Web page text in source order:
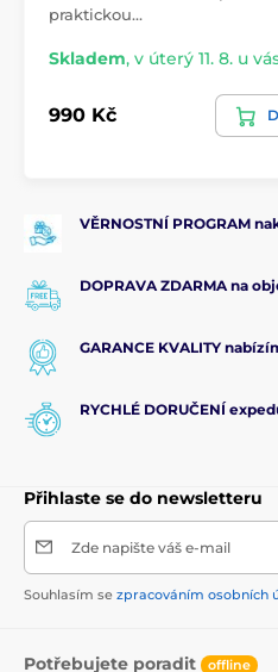
praktickou…
Skladem, v úterý 11. 8. u
990 Kč
VĚRNOSTNÍ PROGRAM
DOPRAVA ZDARMA na
GARANCE KVALITY
RYCHLÉ DORUČENÍ
Přihlaste se do newsletteru
Zde napište váš e-mail
Souhlasím se zpracováním osobních
Potřebujete poradit offline